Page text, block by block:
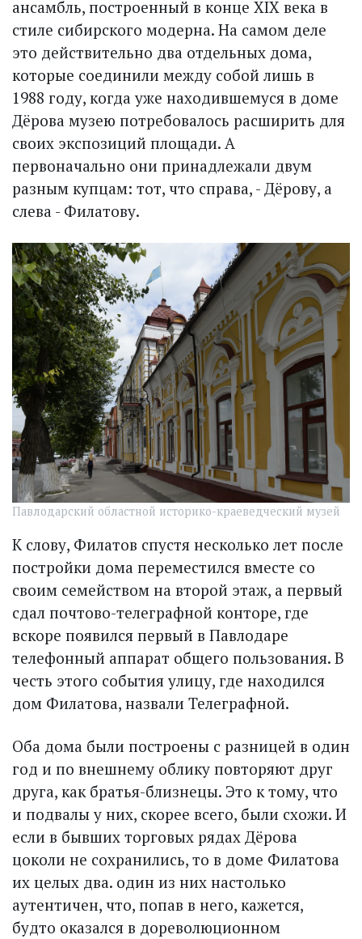
ансамбль, построенный в конце XIX века в
стиле сибирского модерна. На самом деле
это действительно два отдельных дома,
которые соединили между собой лишь в
1988 году, когда уже находившемуся в доме
Дёрова музею потребовалось расширить для
своих экс­позиций площади. А
первоначально они принадлежали двум
разным купцам: тот, что справа, - Дёрову, а
слева - Филатову.
Павлодарский областной историко-краеведческий музей
К слову, Филатов спустя несколько лет после
постройки дома переместился вместе со
своим семейством на второй этаж, а первый
сдал почтово-телеграфной конторе, где
вскоре появился первый в Павлодаре
телефонный аппарат общего пользования. В
честь этого события улицу, где находился
дом Филатова, назвали Телеграфной.
Оба дома были построены с разницей в один
год и по внешнему облику повторяют друг
друга, как братья-близнецы. Это к тому, что
и подвалы у них, скорее всего, были схожи. И
если в бывших торговых рядах Дёрова
цоколи не сохранились, то в доме Филатова
их целых два. один из них настолько
аутентичен, что, попав в него, кажется,
будто оказался в дореволюционном